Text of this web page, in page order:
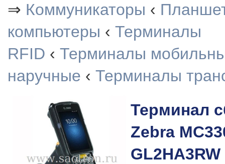
⇒ Коммуникаторы ‹
компьютеры ‹ Терминалы
RFID ‹ Терминалы
наручные ‹ Терминалы
Терминал
Zebra
GL2HA3RW